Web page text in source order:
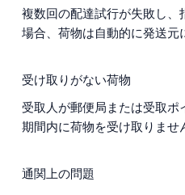
複数回の配達試行が失敗し
場合、荷物は自動的に発送元
受け取りがない荷物
受取人が郵便局または受取ポ
期間内に荷物を受け取りませ
通関上の問題